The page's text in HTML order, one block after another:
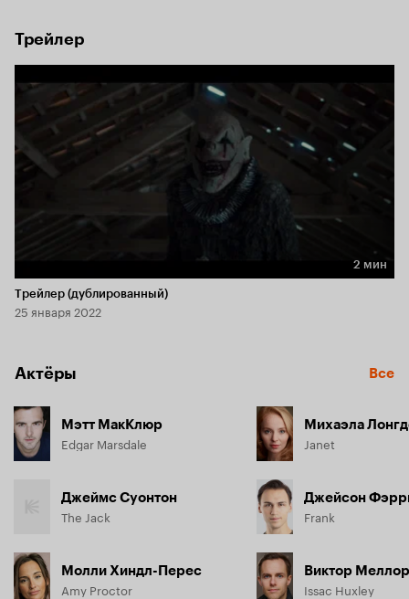
Трейлер
Длительность 2 мин
2 мин
Трейлер (дублированный)
25 января 2022
Актёры Все
Мэтт МакКлюр
Edgar Marsdale
Джеймс Суонтон
The Jack
Молли Хиндл-Перес
Amy Proctor
Михаэла
Janet
Джейсон
Frank
Виктор
Issac Huxley